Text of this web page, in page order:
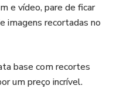
e vídeo, pare de ficar
imagens recortadas no
base com recortes
um preço incrível.